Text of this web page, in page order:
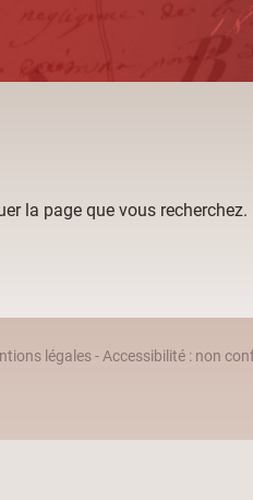
la page que vous recherchez.
légales-Accessibilité : non